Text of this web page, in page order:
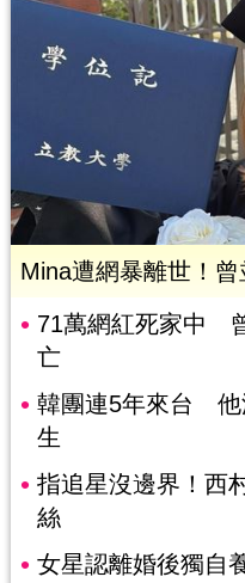
Mina遭網暴離世！
71萬網紅死家中
亡
韓團連5年來台 他
生
指追星沒邊界！西
絲
女星認離婚後獨自